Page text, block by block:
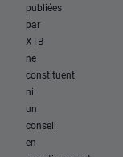
publiées
par
XTB
ne
constituent
ni
un
conseil
en